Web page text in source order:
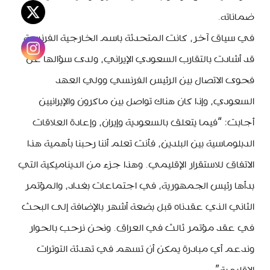
ضماناته.
في سياق آخر، كانت المتحدثة باسم الخارجية الفرنسية
قد أشادت بالتقارب السعودي الإيراني، ولدى سؤالها عن
فحوى الاتصال بين الرئيس الفرنسي وولي العهد
السعودي، وإذا كان هناك تواصل بين ماكرون والإيرانيين
أجابت: “فيما يتعلق بالسعودية وإيران، وإعادة العلاقات
الدبلوماسية بين البلدين، فأنت تعلم أننا رحبنا بأهمية هذا
الاتفاق للاستقرار الإقليمي. وهذا جزء من الديناميكية التي
بدأها رئيس الجمهورية، في اجتماعات بغداد، والمؤتمر
الثاني الذي عقدناه قبل بضعة أشهر بالإضافة إلى البحث
في عقد مؤتمر ثالث في العراق. ونحن نرحب بالحوار
وندعم أي مبادرة يمكن أن تسهم في تهدئة التوترات